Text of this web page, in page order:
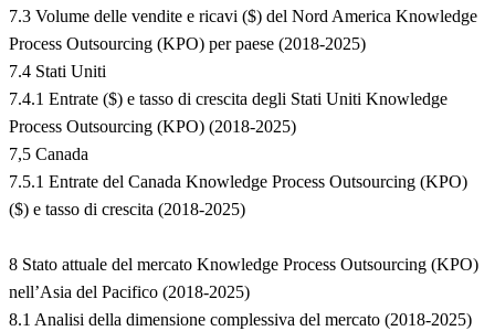
7.3 Volume delle vendite e ricavi ($) del Nord America Knowledge
Process Outsourcing (KPO) per paese (2018-2025)
7.4 Stati Uniti
7.4.1 Entrate ($) e tasso di crescita degli Stati Uniti Knowledge
Process Outsourcing (KPO) (2018-2025)
7,5 Canada
7.5.1 Entrate del Canada Knowledge Process Outsourcing (KPO)
($) e tasso di crescita (2018-2025)
8 Stato attuale del mercato Knowledge Process Outsourcing (KPO)
nell’Asia del Pacifico (2018-2025)
8.1 Analisi della dimensione complessiva del mercato (2018-2025)